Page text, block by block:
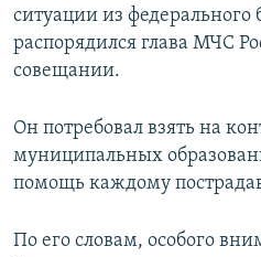
ситуации из федерального
распорядился глава МЧС
совещании.
Он потребовал взять на
муниципальных
помощь каждому
По его словам, особого